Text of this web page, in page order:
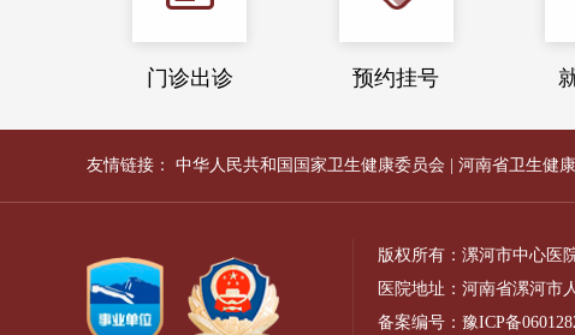
门诊出诊 预约挂号
友情链接： 中华人民共和国国家卫生健康委员会 河南省卫生健
版权所有：漯河市中心医
医院地址：河南省漯河市
备案编号： 豫ICP备